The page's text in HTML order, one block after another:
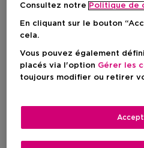
Consultez notre Politique de
En cliquant sur le bouton
cela.
Vous pouvez également
placés via l'option Gérer les
toujours modifier ou retirer